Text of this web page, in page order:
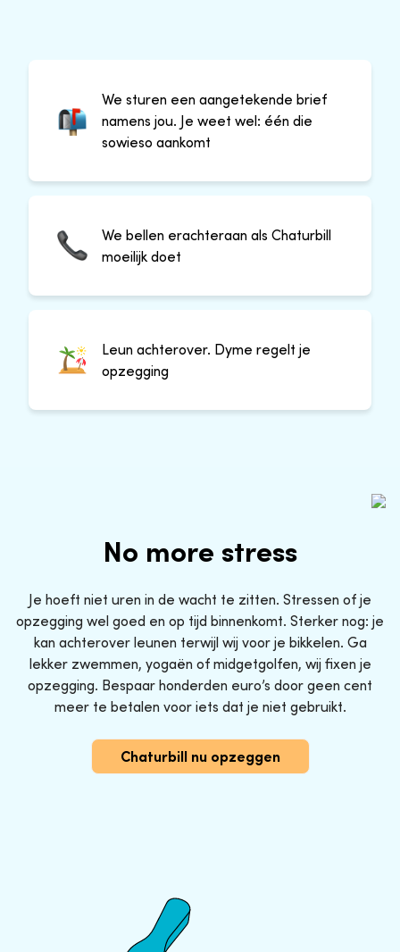
We sturen een aangetekende brief
namens jou. Je weet wel: één die
sowieso aankomt
We bellen erachteraan als Chaturbill
moeilijk doet
Leun achterover. Dyme regelt je
opzegging
No more stress
Je hoeft niet uren in de wacht te zitten. Stressen of je
opzegging wel goed en op tijd binnenkomt. Sterker nog: je
kan achterover leunen terwijl wij voor je bikkelen. Ga
lekker zwemmen, yogaën of midgetgolfen, wij fixen je
opzegging. Bespaar honderden euro’s door geen cent
meer te betalen voor iets dat je niet gebruikt.
Chaturbill nu opzeggen